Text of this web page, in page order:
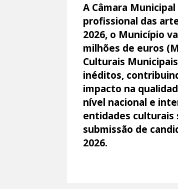
A Câmara
profissional das
2026, o Município
milhões de euros
Culturais
inéditos,
impacto na
nível nacional e
entidades culturais
submissão de
2026.